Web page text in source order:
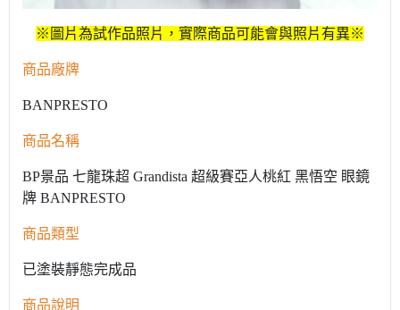
※圖片為試作品照片，實際商品可能會與照片有異※
商品廠牌
BANPRESTO
商品名稱
BP景品 七龍珠超 Grandista 超級賽亞人桃紅 黑悟空 眼鏡
牌 BANPRESTO
商品類型
已塗裝靜態完成品
商品說明